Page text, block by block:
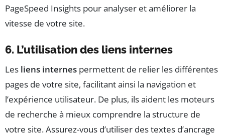
PageSpeed Insights pour analyser et améliorer la
vitesse de votre site.
6. L’utilisation des liens internes
Les liens internes permettent de relier les différentes
pages de votre site, facilitant ainsi la navigation et
l’expérience utilisateur. De plus, ils aident les moteurs
de recherche à mieux comprendre la structure de
votre site. Assurez-vous d’utiliser des textes d’ancrage